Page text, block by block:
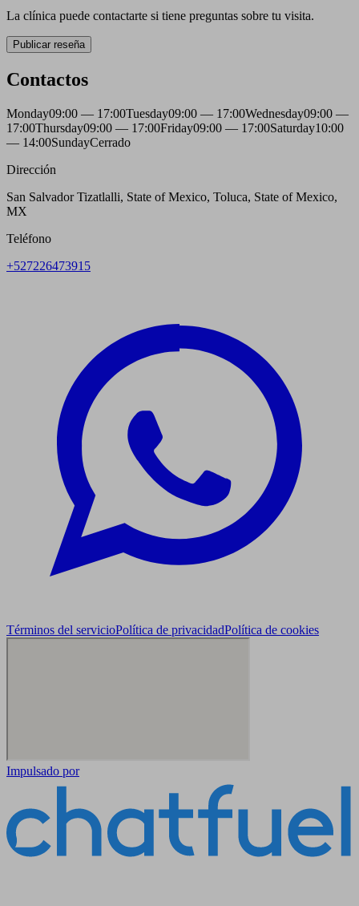
La clínica puede contactarte si tiene preguntas sobre tu visita.
Publicar reseña
Contactos
Monday09:00 — 17:00Tuesday09:00 — 17:00Wednesday09:00 —
17:00Thursday09:00 — 17:00Friday09:00 — 17:00Saturday10:00
— 14:00SundayCerrado
Dirección
San Salvador Tizatlalli, State of Mexico, Toluca, State of Mexico,
MX
Teléfono
+527226473915
Términos del servicioPolítica de privacidadPolítica de cookies
Impulsado por